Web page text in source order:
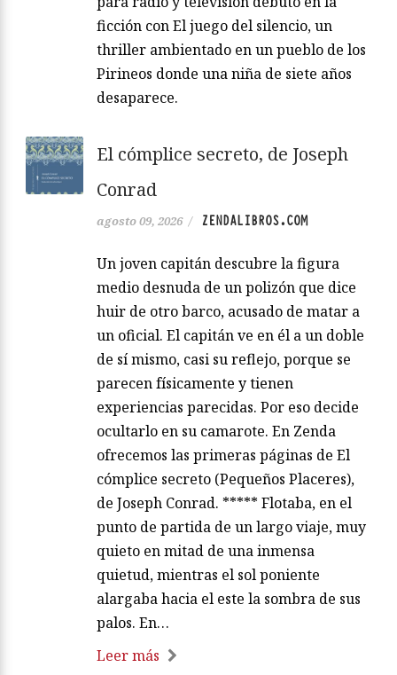
ficción con El juego del silencio, un
thriller ambientado en un pueblo de los
Pirineos donde una niña de siete años
desaparece.
El cómplice secreto, de Joseph
Conrad
agosto 09, 2026 / ZENDALIBROS.COM
Un joven capitán descubre la figura
medio desnuda de un polizón que dice
huir de otro barco, acusado de matar a
un oficial. El capitán ve en él a un doble
de sí mismo, casi su reflejo, porque se
parecen físicamente y tienen
experiencias parecidas. Por eso decide
ocultarlo en su camarote. En Zenda
ofrecemos las primeras páginas de El
cómplice secreto (Pequeños Placeres),
de Joseph Conrad. ***** Flotaba, en el
punto de partida de un largo viaje, muy
quieto en mitad de una inmensa
quietud, mientras el sol poniente
alargaba hacia el este la sombra de sus
palos. En…
Leer más